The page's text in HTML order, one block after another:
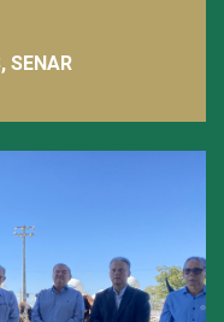
SENAR